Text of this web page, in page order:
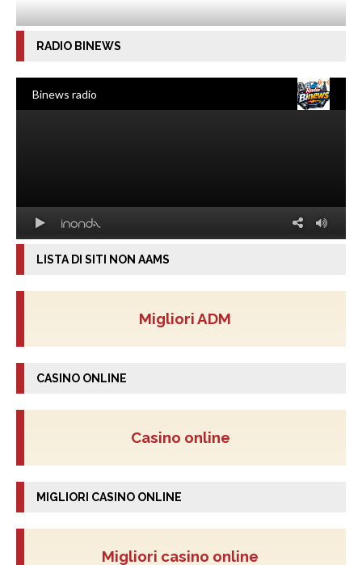
RADIO BINEWS
LISTA DI SITI NON AAMS
Migliori ADM
CASINO ONLINE
Casino online
MIGLIORI CASINO ONLINE
Migliori casino online